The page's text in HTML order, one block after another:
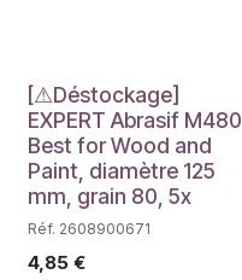
Déstockage
[⚠Déstockage]
EXPERT Abrasif M480
Best for Wood and
Paint, diamètre 125
mm, grain 80, 5x
Réf. 2608900671
4,85 €